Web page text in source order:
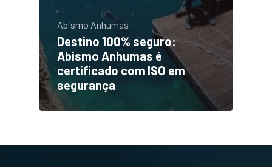
Abismo Anhumas
Destino 100% seguro:
Abismo Anhumas é
certificado com ISO em
segurança